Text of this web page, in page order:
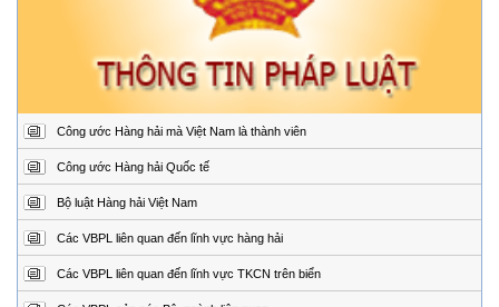
Đường Hoàng Sa, Phường Sơn Trà, thành phố Đà
02363.924.957 (24/24h)
Fax:
02363.924.956
Trung tâm Phối hợp tìm kiếm, cứu nạn hàng hải khu vực III
Địa
chỉ:
1151/45 Đường 30 tháng 4, Phường Phước Thắng,
thành phố Hồ Chí Minh.
Điện
thoại:
0254.3850.950 (24/24h)
Fax:
0254.3810.353
Trung tâm Phối hợp tìm kiếm, cứu nạn hàng hải khu vực IV
Công ước Hàng hải mà Việt Nam là thành viên
Công ước Hàng hải Quốc tế
Bộ luật Hàng hải Việt Nam
Các VBPL liên quan đến lĩnh vực hàng hải
Các VBPL liên quan đến lĩnh vực TKCN trên biển